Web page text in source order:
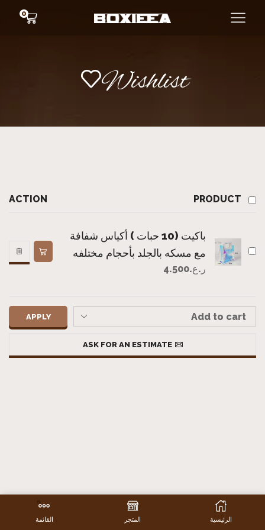
0
Wishlist
PRODUCT
ACTION
باكيت (10 حبات ) أكياس شفافة
مع مسكه بالجلد بأحجام مختلفه
ر.ع.4.500
APPLY
ASK FOR AN ESTIMATE
الرئيسية المتجر القائمة